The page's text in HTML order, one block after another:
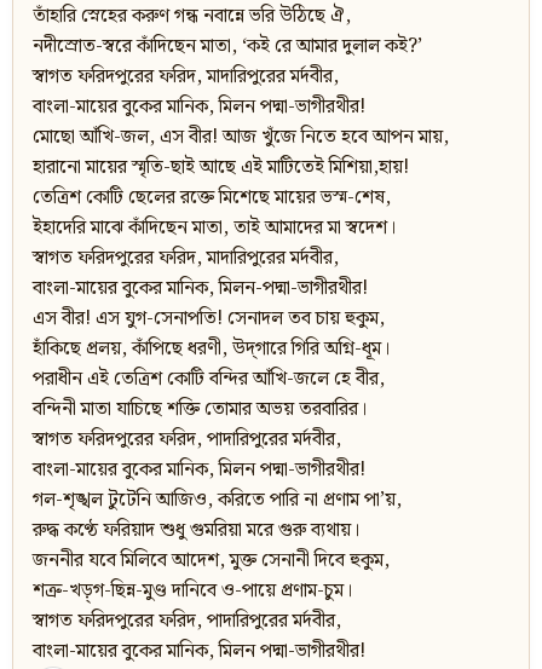
তাঁহারি স্নেহের করুণ গন্ধ নবান্নে ভরি উঠিছে ঐ,
নদীস্রোত-স্বরে কাঁদিছেন মাতা, ‘কই রে আমার দুলাল কই?’
স্বাগত ফরিদপুরের ফরিদ, মাদারিপুরের মর্দবীর,
বাংলা-মায়ের বুকের মানিক, মিলন পদ্মা-ভাগীরথীর!
মোছো আঁখি-জল, এস বীর! আজ খুঁজে নিতে হবে আপন মায়,
হারানো মায়ের স্মৃতি-ছাই আছে এই মাটিতেই মিশিয়া,হায়!
তেত্রিশ কোটি ছেলের রক্তে মিশেছে মায়ের ভস্ম-শেষ,
ইহাদেরি মাঝে কাঁদিছেন মাতা, তাই আমাদের মা স্বদেশ।
স্বাগত ফরিদপুরের ফরিদ, মাদারিপুরের মর্দবীর,
বাংলা-মায়ের বুকের মানিক, মিলন-পদ্মা-ভাগীরথীর!
এস বীর! এস যুগ-সেনাপতি! সেনাদল তব চায় হুকুম,
হাঁকিছে প্রলয়, কাঁপিছে ধরণী, উদ্‌গারে গিরি অগ্নি-ধূম।
পরাধীন এই তেত্রিশ কোটি বন্দির আঁখি-জলে হে বীর,
বন্দিনী মাতা যাচিছে শক্তি তোমার অভয় তরবারির।
স্বাগত ফরিদপুরের ফরিদ, পাদারিপুরের মর্দবীর,
বাংলা-মায়ের বুকের মানিক, মিলন পদ্মা-ভাগীরথীর!
গল-শৃঙ্খল টুটেনি আজিও, করিতে পারি না প্রণাম পা’য়,
রুদ্ধ কণ্ঠে ফরিয়াদ শুধু গুমরিয়া মরে গুরু ব্যথায়।
জননীর যবে মিলিবে আদেশ, মুক্ত সেনানী দিবে হুকুম,
শত্রু-খড়্‌গ-ছিন্ন-মুণ্ড দানিবে ও-পায়ে প্রণাম-চুম।
স্বাগত ফরিদপুরের ফরিদ, পাদারিপুরের মর্দবীর,
বাংলা-মায়ের বুকের মানিক, মিলন পদ্মা-ভাগীরথীর!